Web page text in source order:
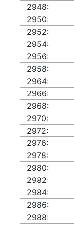
2948:
2950:
2952:
2954:
2956:
2958:
2964:
2966:
2968:
2970:
2972:
2976:
2978:
2980:
2982:
2984:
2986:
2988: